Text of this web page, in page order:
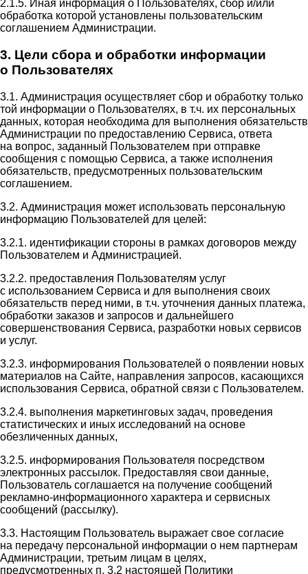
2.1.5. Иная информация о Пользователях, сбор и/или
обработка которой установлены пользовательским
соглашением Администрации.
3. Цели сбора и обработки информации
о Пользователях
3.1. Администрация осуществляет сбор и обработку только
той информации о Пользователях, в т.ч. их персональных
данных, которая необходима для выполнения обязательств
Администрации по предоставлению Сервиса, ответа
на вопрос, заданный Пользователем при отправке
сообщения с помощью Сервиса, а также исполнения
обязательств, предусмотренных пользовательским
соглашением.
3.2. Администрация может использовать персональную
информацию Пользователей для целей:
3.2.1. идентификации стороны в рамках договоров между
Пользователем и Администрацией.
3.2.2. предоставления Пользователям услуг
с использованием Сервиса и для выполнения своих
обязательств перед ними, в т.ч. уточнения данных платежа,
обработки заказов и запросов и дальнейшего
совершенствования Сервиса, разработки новых сервисов
и услуг.
3.2.3. информирования Пользователей о появлении новых
материалов на Сайте, направления запросов, касающихся
использования Сервиса, обратной связи с Пользователем.
3.2.4. выполнения маркетинговых задач, проведения
статистических и иных исследований на основе
обезличенных данных,
3.2.5. информирования Пользователя посредством
электронных рассылок. Предоставляя свои данные,
Пользователь соглашается на получение сообщений
рекламно-информационного характера и сервисных
сообщений (рассылку).
3.3. Настоящим Пользователь выражает свое согласие
на передачу персональной информации о нем партнерам
Администрации, третьим лицам в целях,
предусмотренных п. 3.2 настоящей Политики